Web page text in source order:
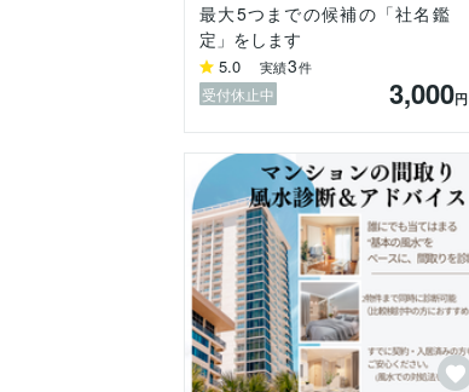
最大5つまでの候補の「社名鑑
定」をします
5.0 実績3件
受付休止中 3,000円